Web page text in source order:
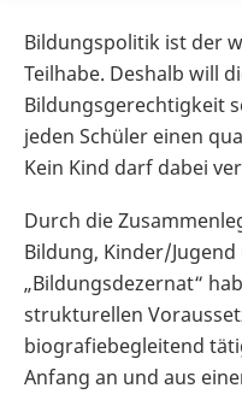
Bildungspolitik ist der
Teilhabe. Deshalb will
Bildungsgerechtigkeit
jeden Schüler einen
Kein Kind darf dabei
Durch die
Bildung, Kinder/
„Bildungsdezernat“
strukturellen
biografiebegleitend
Anfang an und aus